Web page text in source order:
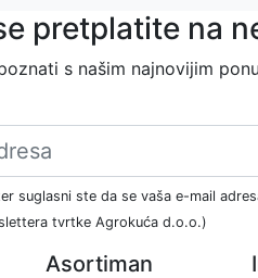
pretplatite na
s našim najnovijim
suglasni ste da se vaša e-mail
tvrtke Agrokuća d.o.o.)
Asortiman